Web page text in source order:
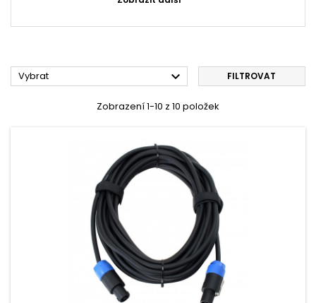
Vybrat  FILTROVAT
Zobrazení 1-10 z 10 položek